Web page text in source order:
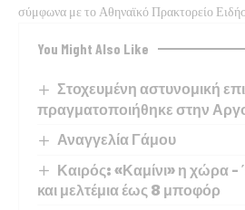
σύμφωνα με το Αθηναϊκό Πρακτορείο
You Might Also Like
Στοχευμένη αστυνομική
πραγματοποιήθηκε στην
Αναγγελία Γάμου
Καιρός: «Καμίνι» η χώρα
και μελτέμια έως 8 μποφόρ